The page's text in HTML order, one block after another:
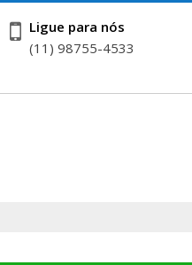
Ligue para nós
(11) 98755-4533